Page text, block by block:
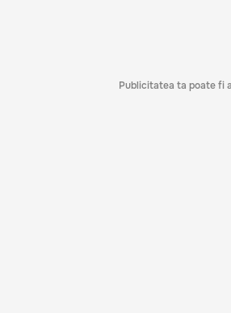
Publicitatea ta poate fi